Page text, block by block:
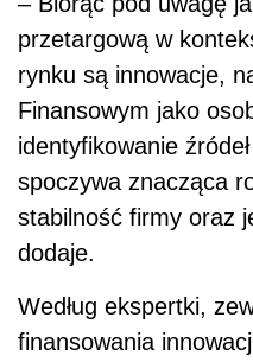
przetargową w
rynku są innowacje,
Finansowym jako
identyfikowanie
spoczywa znacząca
stabilność firmy oraz
dodaje.
Według ekspertki,
finansowania